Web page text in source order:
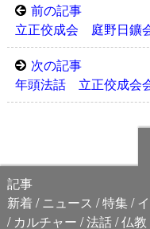
前の記事
立正佼成会 庭野日鑛
次の記事
年頭法話 立正佼成会
記事
新着
ニュース 特集
カルチャー 法話 仏教